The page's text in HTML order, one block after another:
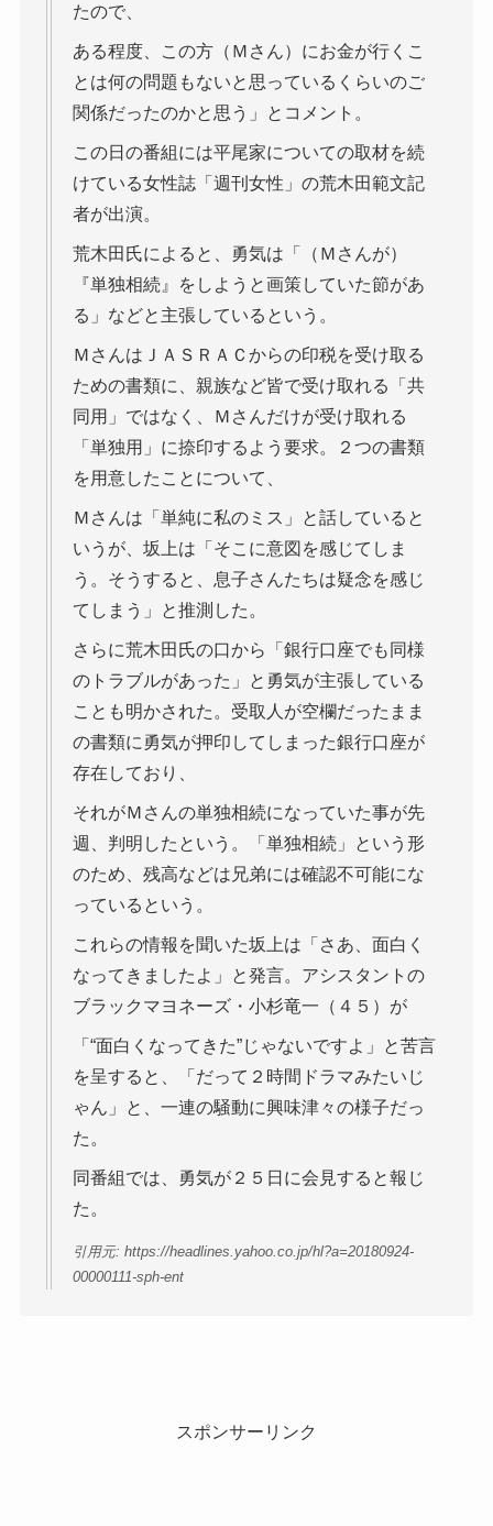
たので、
ある程度、この方（Ｍさん）にお金が行くこ
とは何の問題もないと思っているくらいのご
関係だったのかと思う」とコメント。
この日の番組には平尾家についての取材を続
けている女性誌「週刊女性」の荒木田範文記
者が出演。
荒木田氏によると、勇気は「（Ｍさんが）
『単独相続』をしようと画策していた節があ
る」などと主張しているという。
ＭさんはＪＡＳＲＡＣからの印税を受け取る
ための書類に、親族など皆で受け取れる「共
同用」ではなく、Ｍさんだけが受け取れる
「単独用」に捺印するよう要求。２つの書類
を用意したことについて、
Ｍさんは「単純に私のミス」と話していると
いうが、坂上は「そこに意図を感じてしま
う。そうすると、息子さんたちは疑念を感じ
てしまう」と推測した。
さらに荒木田氏の口から「銀行口座でも同様
のトラブルがあった」と勇気が主張している
ことも明かされた。受取人が空欄だったまま
の書類に勇気が押印してしまった銀行口座が
存在しており、
それがＭさんの単独相続になっていた事が先
週、判明したという。「単独相続」という形
のため、残高などは兄弟には確認不可能にな
っているという。
これらの情報を聞いた坂上は「さあ、面白く
なってきましたよ」と発言。アシスタントの
ブラックマヨネーズ・小杉竜一（４５）が
「“面白くなってきた”じゃないですよ」と苦言
を呈すると、「だって２時間ドラマみたいじ
ゃん」と、一連の騒動に興味津々の様子だっ
た。
同番組では、勇気が２５日に会見すると報じ
た。
引用元: https://headlines.yahoo.co.jp/hl?a=20180924-
00000111-sph-ent
スポンサーリンク